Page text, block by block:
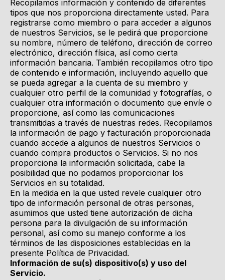
Recopilamos información y contenido de diferentes
tipos que nos proporciona directamente usted. Para
registrarse como miembro o para acceder a algunos
de nuestros Servicios, se le pedirá que proporcione
su nombre, número de teléfono, dirección de correo
electrónico, dirección física, así como cierta
información bancaria. También recopilamos otro tipo
de contenido e información, incluyendo aquello que
se pueda agregar a la cuenta de su miembro y
cualquier otro perfil de la comunidad y fotografías, o
cualquier otra información o documento que envíe o
proporcione, así como las comunicaciones
transmitidas a través de nuestras redes. Recopilamos
la información de pago y facturación proporcionada
cuando accede a algunos de nuestros Servicios o
cuando compra productos o Servicios. Si no nos
proporciona la información solicitada, cabe la
posibilidad que no podamos proporcionar los
Servicios en su totalidad.
En la medida en la que usted revele cualquier otro
tipo de información personal de otras personas,
asumimos que usted tiene autorización de dicha
persona para la divulgación de su información
personal, así como su manejo conforme a los
términos de las disposiciones establecidas en la
presente Política de Privacidad.
Información de su(s) dispositivo(s) y uso del
Servicio.